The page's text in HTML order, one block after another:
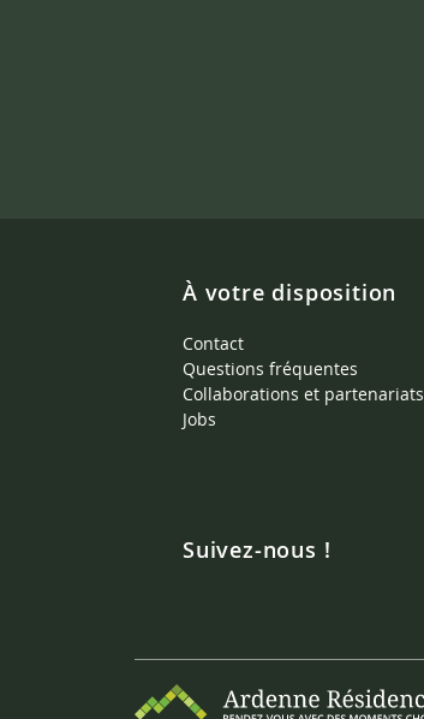
À votre disposition
Contact
Questions fréquentes
Collaborations et partenariats
Jobs
Suivez-nous !